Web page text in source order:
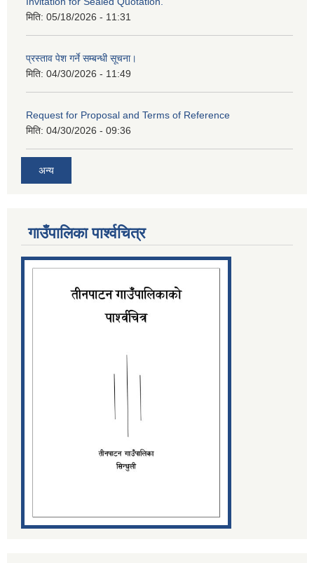
मिति: 05/18/2026 - 11:31
प्रस्ताव पेश गर्ने सम्बन्धी सूचना।
मिति: 04/30/2026 - 11:49
Request for Proposal and Terms of Reference
मिति: 04/30/2026 - 09:36
अन्य
गाउँपालिका पार्श्‍वचित्र